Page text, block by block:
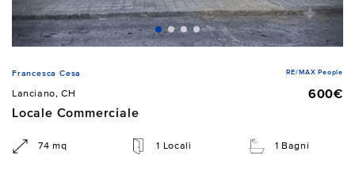
Francesca Cesa RE/MAX People
Lanciano, CH
600€
Locale Commerciale
74 mq 1 Locali 1 Bagni